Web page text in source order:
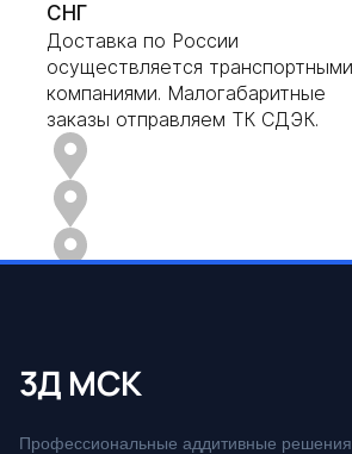
СНГ
Доставка по России
осуществляется транспортными
компаниями. Малогабаритные
заказы отправляем ТК СДЭК.
3Д МСК
Профессиональные аддитивные